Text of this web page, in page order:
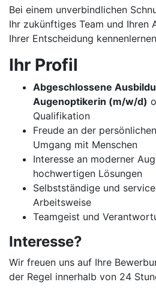
Bei einem unverbindlichen
Ihr zukünftiges Team und
Ihrer Entscheidung
Ihr Profil
Abgeschlossene
Augenoptikerin (m/w/d)
Qualifikation
Freude an der
Umgang mit Menschen
Interesse an moderner
hochwertigen Lösungen
Selbstständige und
Arbeitsweise
Teamgeist und
Interesse?
Wir freuen uns auf Ihre
der Regel innerhalb von 24